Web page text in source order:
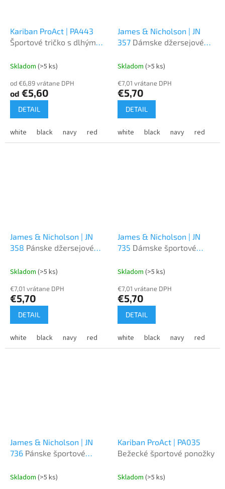
Kariban ProAct | PA443
Športové tričko s dlhým
Skladom (>5 ks)
od €6,89 vrátane DPH
od €5,60
DETAIL
white black navy red lime fluorescent yellow aqua blue
James & Nicholson | JN
357 Dámske džersejové
Skladom (>5 ks)
€7,01 vrátane DPH
€5,70
DETAIL
white black navy red
James & Nicholson | JN
358 Pánske džersejové
Skladom (>5 ks)
€7,01 vrátane DPH
€5,70
DETAIL
white black navy red green royal yellow orange
James & Nicholson | JN
735 Dámske športové
Skladom (>5 ks)
€7,01 vrátane DPH
€5,70
DETAIL
white black navy red
James & Nicholson | JN
736 Pánske športové
Skladom (>5 ks)
Kariban ProAct | PA035
Bežecké športové ponožky
Skladom (>5 ks)